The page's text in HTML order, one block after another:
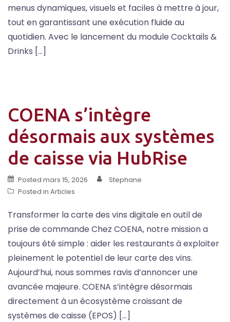
menus dynamiques, visuels et faciles à mettre à jour,
tout en garantissant une exécution fluide au
quotidien. Avec le lancement du module Cocktails &
Drinks […]
COENA s’intègre
désormais aux systèmes
de caisse via HubRise
Posted mars 15, 2026
Stephane
Posted in Articles
Transformer la carte des vins digitale en outil de
prise de commande Chez COENA, notre mission a
toujours été simple : aider les restaurants à exploiter
pleinement le potentiel de leur carte des vins.
Aujourd’hui, nous sommes ravis d’annoncer une
avancée majeure. COENA s’intègre désormais
directement à un écosystème croissant de
systèmes de caisse (EPOS) […]